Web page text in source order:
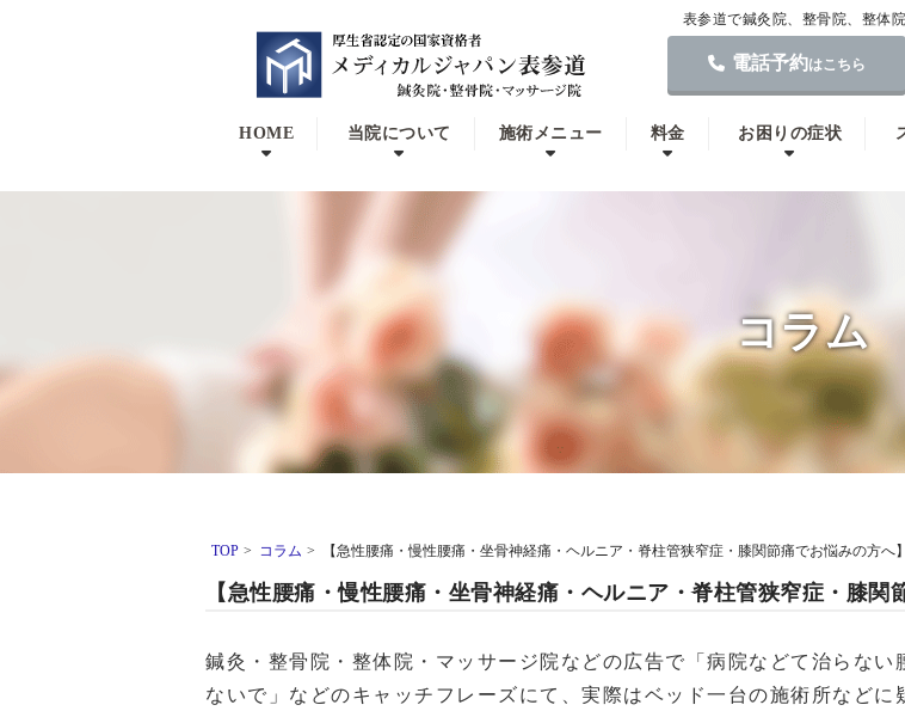
表参道で鍼灸院、整骨院、整体
電話予約はこちら
HOME 当院について 施術メニュー 料金 お困りの症状
コラム
TOP > コラム > 【急性腰痛・慢性腰痛・坐骨神経痛・ヘルニア・脊柱管狭窄症・膝関節痛でお悩みの方へ】
【急性腰痛・慢性腰痛・坐骨神経痛・ヘルニア・脊柱管狭窄症・膝関
鍼灸・整骨院・整体院・マッサージ院などの広告で「病院などて治らな
ないで」などのキャッチフレーズにて、実際はベッド一台の施術所などに